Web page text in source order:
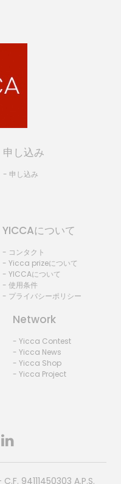
申し込み
- 申し込み
YICCAについて
- コンタクト
- Yicca prizeについて
- YICCAについて
- 使用条件
- プライバシーポリシー
Network
- Yicca Contest
- Yicca News
- Yicca Shop
- Yicca Project
C.F. 94111450303 A.P.S.